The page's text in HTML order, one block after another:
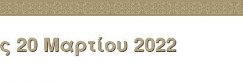
20 Μαρτίου 2022